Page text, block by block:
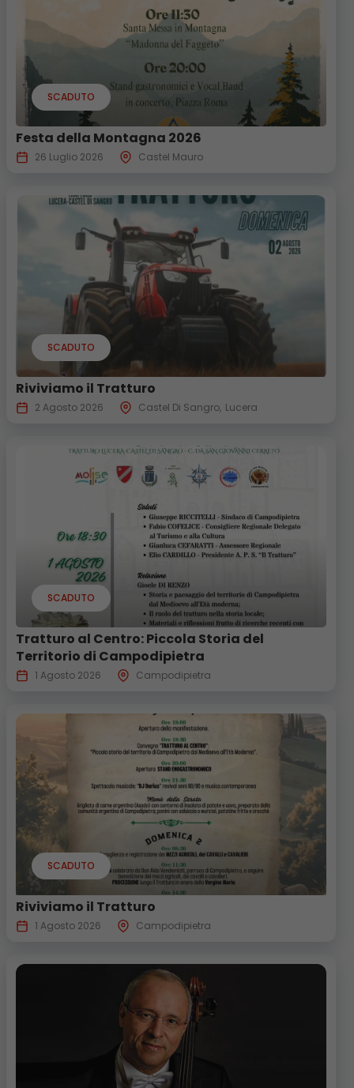
SCADUTO
Festa della Montagna 2026
26 Luglio 2026 Castel Mauro
SCADUTO
Riviviamo il Tratturo
2 Agosto 2026 Castel Di Sangro Lucera
SCADUTO
Tratturo al Centro: Piccola Storia del
Territorio di Campodipietra
1 Agosto 2026 Campodipietra
SCADUTO
Riviviamo il Tratturo
1 Agosto 2026 Campodipietra